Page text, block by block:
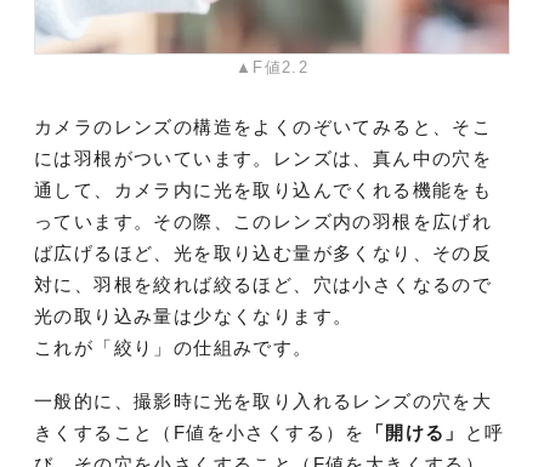
▲F値2.2
カメラのレンズの構造をよくのぞいてみると、そこ
には羽根がついています。レンズは、真ん中の穴を
通して、カメラ内に光を取り込んでくれる機能をも
っています。その際、このレンズ内の羽根を広げれ
ば広げるほど、光を取り込む量が多くなり、その反
対に、羽根を絞れば絞るほど、穴は小さくなるので
光の取り込み量は少なくなります。
これが「絞り」の仕組みです。
一般的に、撮影時に光を取り入れるレンズの穴を大
きくすること（F値を小さくする）を
「開ける」
と呼